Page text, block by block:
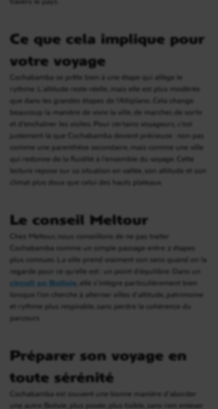
Ce que cela implique pour
votre voyage
Cochabamba se prête bien à une étape qui allège le
rythme. L’altitude reste réelle, mais elle est plus modérée
que dans les grandes étapes de l’Altiplano. Cela change
beaucoup la manière de vivre la ville, de marcher, de sortir
et d’enchaîner les visites. Pour certains voyageurs, c’est
justement là que Cochabamba devient précieuse : non pas
comme une parenthèse secondaire, mais comme une ville
qui redonne de la fluidité à l’ensemble du voyage. Cette
lecture repose sur sa situation en vallée, son altitude et son
climat plus doux que celui des hauts plateaux.
Le conseil Meltour
Chez Meltour, nous conseillons de ne pas traiter
Cochabamba comme un simple passage entre 2 étapes
plus connues. La ville prend vraiment son sens quand on la
regarde pour ce qu’elle est : un point d’équilibre. Dans un
circuit en Bolivie , elle s’intègre particulièrement bien
lorsque l’on cherche à alterner villes d’altitude, patrimoine
et rythme plus respirable, sans perdre la cohérence du
parcours.
Préparer son voyage en
toute sérénité
Cochabamba est souvent une bonne manière d’aborder
une autre Bolivie, plus posée, plus lisible, sans rien enlever